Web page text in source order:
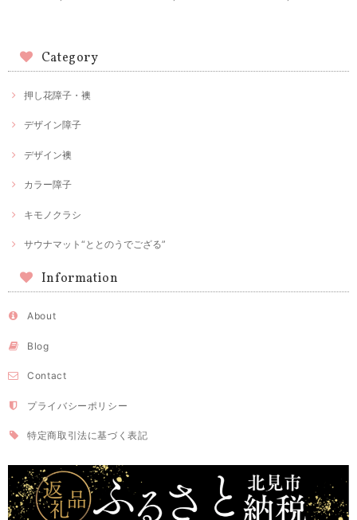
Category
押し花障子・襖
デザイン障子
デザイン襖
カラー障子
キモノクラシ
サウナマット“ととのうでござる”
Information
About
Blog
Contact
プライバシーポリシー
特定商取引法に基づく表記